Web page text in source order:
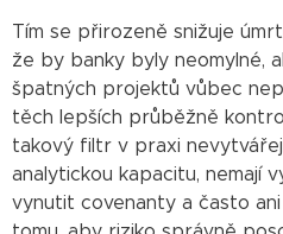
Tím se přirozeně snižuje
že by banky byly neomylné,
špatných projektů vůbec
těch lepších průběžně
takový filtr v praxi
analytickou kapacitu, nemají
vynutit covenanty a často